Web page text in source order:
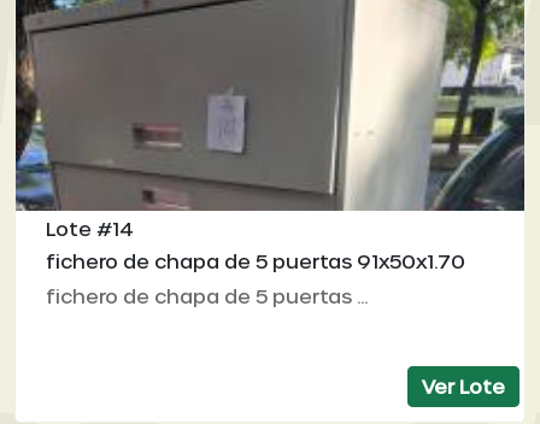
Lote #14
fichero de chapa de 5 puertas 91x50x1.70
fichero de chapa de 5 puertas ...
Ver Lote